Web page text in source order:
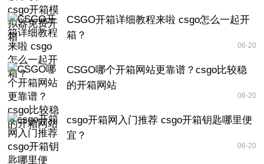
CSGO开箱详细教程来啦 csgo怎么一起开
箱？
06-20
CSGO哪个开箱网站更靠谱？csgo比较稳
的开箱网站
06-20
csgo开箱网入门推荐 csgo开箱钥匙哪里便
宜？
06-20